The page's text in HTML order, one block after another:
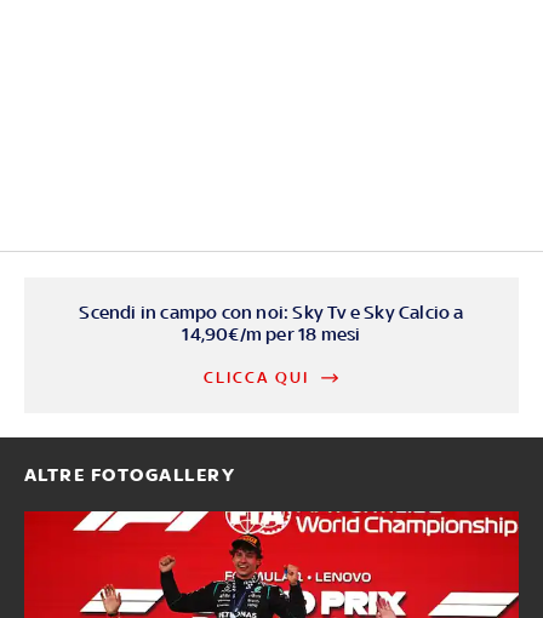
Scendi in campo con noi: Sky Tv e Sky Calcio a
14,90€/m per 18 mesi
CLICCA QUI
ALTRE FOTOGALLERY